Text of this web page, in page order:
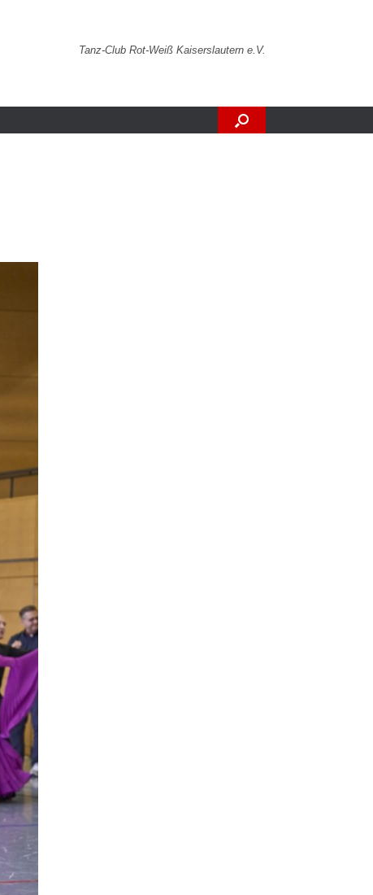
Tanz-Club Rot-Weiß Kaiserslautern e.V.